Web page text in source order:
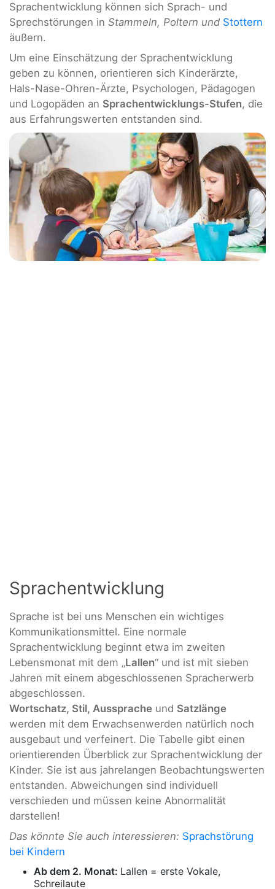
Sprachentwicklung können sich Sprach- und
Sprechstörungen in Stammeln, Poltern und Stottern
äußern.
Um eine Einschätzung der Sprachentwicklung
geben zu können, orientieren sich Kinderärzte,
Hals-Nase-Ohren-Ärzte, Psychologen, Pädagogen
und Logopäden an Sprachentwicklungs-Stufen, die
aus Erfahrungswerten entstanden sind.
Sprachentwicklung
Sprache ist bei uns Menschen ein wichtiges
Kommunikationsmittel. Eine normale
Sprachentwicklung beginnt etwa im zweiten
Lebensmonat mit dem „Lallen“ und ist mit sieben
Jahren mit einem abgeschlossenen Spracherwerb
abgeschlossen.
Wortschatz, Stil, Aussprache und Satzlänge
werden mit dem Erwachsenwerden natürlich noch
ausgebaut und verfeinert. Die Tabelle gibt einen
orientierenden Überblick zur Sprachentwicklung der
Kinder. Sie ist aus jahrelangen Beobachtungswerten
entstanden. Abweichungen sind individuell
verschieden und müssen keine Abnormalität
darstellen!
Das könnte Sie auch interessieren: Sprachstörung
bei Kindern
Ab dem 2. Monat: Lallen = erste Vokale,
Schreilaute